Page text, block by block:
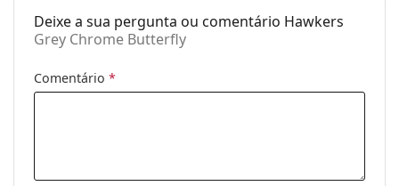
Categoria:
Óculos de sol
Uso:
Moda
Deixe a sua pergunta ou comentário Hawkers
Grey Chrome Butterfly
Comentário *